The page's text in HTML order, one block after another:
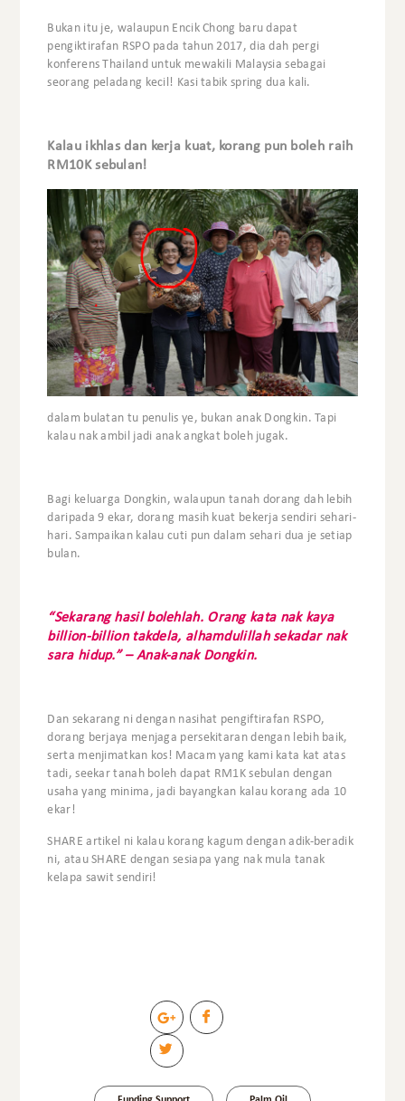
Bukan itu je, walaupun Encik Chong baru dapat
pengiktirafan RSPO pada tahun 2017, dia dah pergi
konferens Thailand untuk mewakili Malaysia sebagai
seorang peladang kecil! Kasi tabik spring dua kali.
Kalau ikhlas dan kerja kuat, korang pun boleh raih
RM10K sebulan!
dalam bulatan tu penulis ye, bukan anak Dongkin. Tapi
kalau nak ambil jadi anak angkat boleh jugak.
Bagi keluarga Dongkin, walaupun tanah dorang dah lebih
daripada 9 ekar, dorang masih kuat bekerja sendiri sehari-
hari. Sampaikan kalau cuti pun dalam sehari dua je setiap
bulan.
“Sekarang hasil bolehlah. Orang kata nak kaya
billion-billion takdela, alhamdulillah sekadar nak
sara hidup.” – Anak-anak Dongkin.
Dan sekarang ni dengan nasihat pengiftirafan RSPO,
dorang berjaya menjaga persekitaran dengan lebih baik,
serta menjimatkan kos! Macam yang kami kata kat atas
tadi, seekar tanah boleh dapat RM1K sebulan dengan
usaha yang minima, jadi bayangkan kalau korang ada 10
ekar!
SHARE artikel ni kalau korang kagum dengan adik-beradik
ni, atau SHARE dengan sesiapa yang nak mula tanak
kelapa sawit sendiri!